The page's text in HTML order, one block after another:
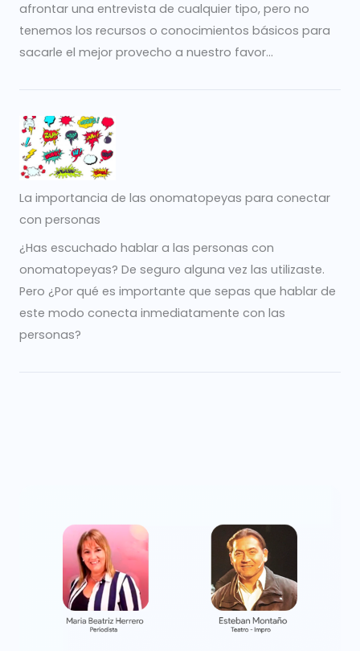
afrontar una entrevista de cualquier tipo, pero no
tenemos los recursos o conocimientos básicos para
sacarle el mejor provecho a nuestro favor...
La importancia de las onomatopeyas para conectar
con personas
¿Has escuchado hablar a las personas con
onomatopeyas? De seguro alguna vez las utilizaste.
Pero ¿Por qué es importante que sepas que hablar de
este modo conecta inmediatamente con las
personas?